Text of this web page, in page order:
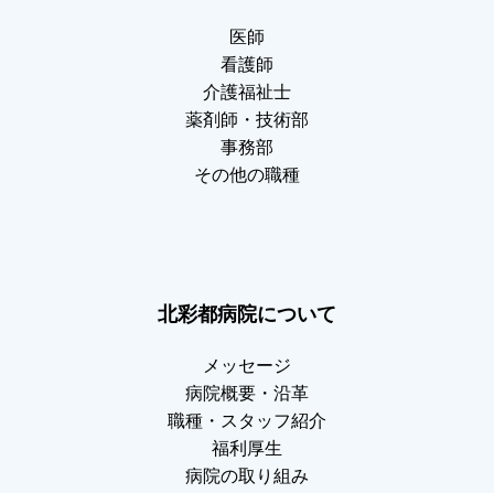
医師
看護師
介護福祉士
薬剤師・技術部
事務部
その他の職種
北彩都病院について
メッセージ
病院概要・沿革
職種・スタッフ紹介
福利厚生
病院の取り組み